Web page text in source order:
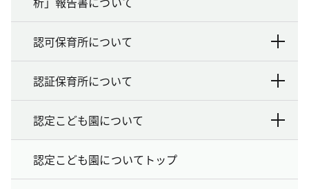
認可保育所について
認証保育所について
認定こども園について
認定こども園についてトップ